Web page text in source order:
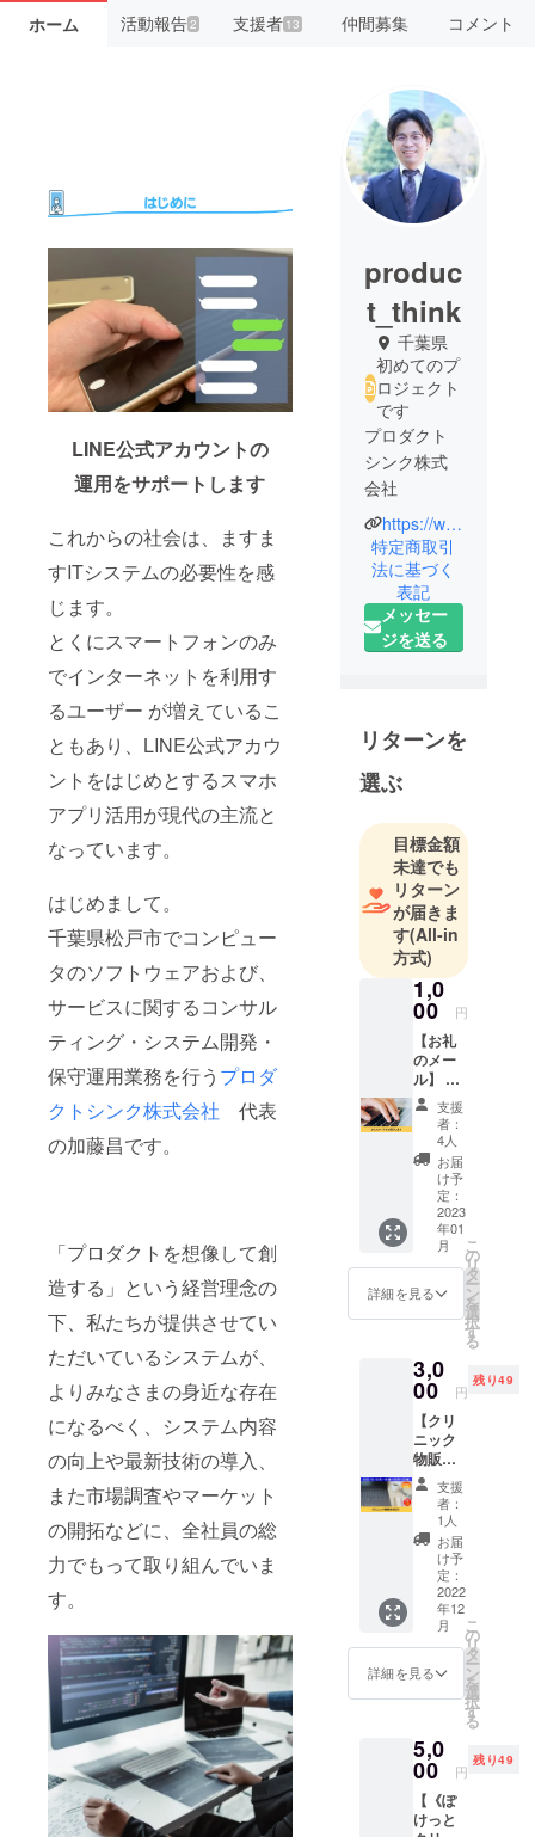
ホーム 活動報告2 支援者 13 仲間募集 コメント
LINE公式アカウントの
運用をサポートします
これからの社会は、ますま
すITシステムの必要性を感
じます。
とくにスマートフォンのみ
でインターネットを利用す
るユーザー が増えているこ
ともあり、LINE公式アカウ
ントをはじめとするスマホ
アプリ活用が現代の主流と
なっています。
はじめまして。
千葉県松戸市でコンピュー
タのソフトウェアおよび、
サービスに関するコンサル
ティング・システム開発・
保守運用業務を行う プロダ
クトシンク株式会社 代表
の加藤昌です。
「プロダクトを想像して創
造する」という経営理念の
下、私たちが提供させてい
ただいているシステムが、
よりみなさまの身近な存在
になるべく、システム内容
の向上や最新技術の導入、
また市場調査やマーケット
の開拓などに、全社員の総
力でもって取り組んでいま
す。
produc
t_think
千葉県
初めてのプ
ロジェクト
です
プロダクト
シンク株式
会社
これからの
社会には、IT
システムの
必要性を感
じ創業し
に私たちも
成長してま
いりまし
「プロダク
トを想像し
て創造す
る」という
経営理念の
下、私たち
が提供させ
ていただい
ているシス
テムが、よ
り皆様の身
近な存在に
なるべく、
システム内
容の向上や
最新技術の
導入、また
市場調査や
に、全社員
の総力で
もって取り
組んでまい
りました。
私たちのシ
ステムが、
皆様一人ひ
とりの快適
な未来へつ
ながってい
く、その強
持ってこれ
からも日々
あらゆる事
業に邁進し
https://www.product-think.co.jp/
特定商取引
法に基づく
表記
メッセー
ジを送る
リターンを
選ぶ
目標金額
未達でも
リターン
が届きま
す(All-in
方式)
1,0
00 円
【お礼
のメー
ル】 プ
ロダク
トシン
ク株式
会社代
表の加
藤昌よ
り、心
を込め
たお礼
のメー
ルをお
送りい
たしま
ちら
は、プ
ロジェ
クトを
ただた
だ応援
したい
方向け
のリ
ターン
です。
上乗せ
支援大
歓迎で
す！
支援
者：
4人
お届
け予
定：
2023
年01
月
詳細を見る
こ
の
リ
タ
ー
ン
を
選
択
す
る
3,0
00 円
残り49
【クリ
ニック
物販を
学ぼ
う】 株
式会社
BREAK
THの物
販担当
者によ
る、歯
科での
物販に
ついて
活用方
法やメ
につい
てオン
ライン
セミ
ナーに
支援
者：
1人
お届
け予
定：
2022
年12
月
詳細を見る
こ
の
リ
タ
ー
ン
を
選
択
す
る
5,0
00 円
残り49
【《ぽ
けっと